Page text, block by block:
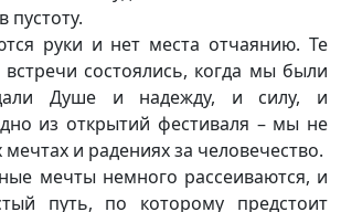
пустоту.
руки и нет места отчаянию. Те
состоялись, когда мы были
Душе и надежду, и силу, и
из открытий фестиваля – мы не
и радениях за человечество.
мечты немного рассеиваются, и
путь, по которому предстоит